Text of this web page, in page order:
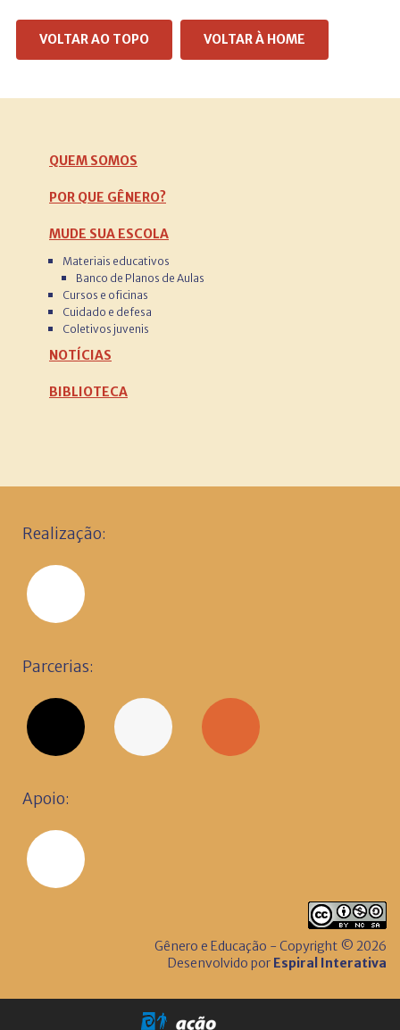
VOLTAR AO TOPO VOLTAR À HOME
QUEM SOMOS
POR QUE GÊNERO?
MUDE SUA ESCOLA
Materiais educativos
Banco de Planos de Aulas
Cursos e oficinas
Cuidado e defesa
Coletivos juvenis
NOTÍCIAS
BIBLIOTECA
Realização:
Parcerias:
Apoio:
Gênero e Educação - Copyright © 2026
Desenvolvido por Espiral Interativa